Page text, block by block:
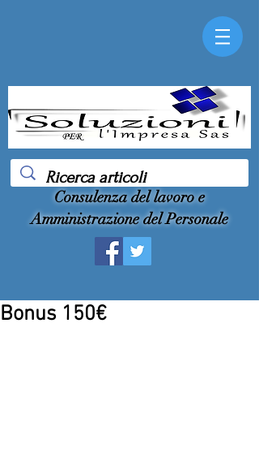
Consulenza del lavoro e
Amministrazione del Personale
Bonus 150€